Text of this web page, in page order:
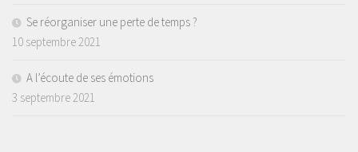
Se réorganiser une perte de temps ?
10 septembre 2021
A l’écoute de ses émotions
3 septembre 2021